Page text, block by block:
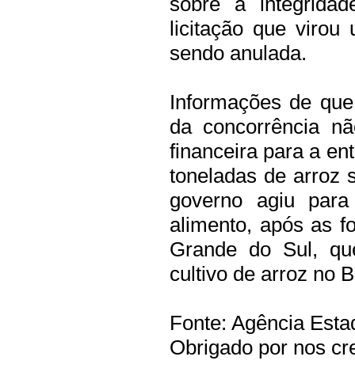
licitação que virou
sendo anulada.
Informações de
da concorrência
financeira para a
toneladas de arroz
governo agiu
alimento, após as
Grande do Sul,
cultivo de arroz no
Fonte: Agência
Obrigado por nos